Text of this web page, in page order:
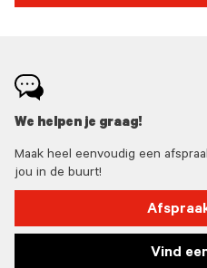
We helpen je graag!
Maak heel eenvoudig een
jou in de buurt!
Vind